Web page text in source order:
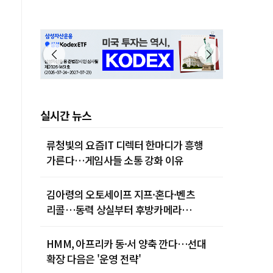
실시간 뉴스
류청빛의 요즘IT 디렉터 한마디가 흥행
가른다…게임사들 소통 강화 이유
김아령의 오토세이프 지프·혼다·벤츠
리콜…동력 상실부터 후방카메라
HMM, 아프리카 동·서 양축 깐다…선대
확장 다음은 '운영 전략'